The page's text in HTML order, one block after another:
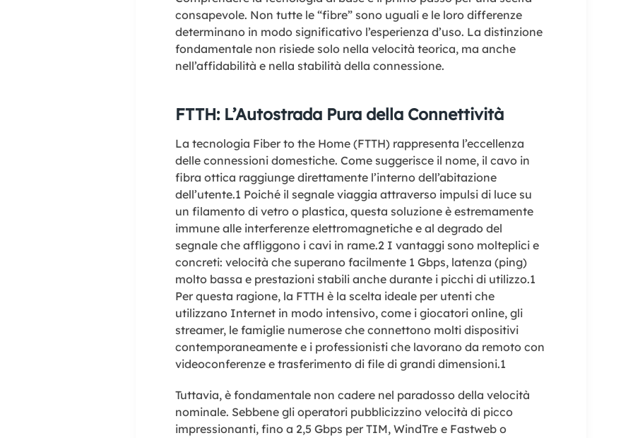
consapevole. Non tutte le “fibre” sono uguali e le loro differenze
determinano in modo significativo l’esperienza d’uso. La distinzione
fondamentale non risiede solo nella velocità teorica, ma anche
nell’affidabilità e nella stabilità della connessione.
FTTH: L’Autostrada Pura della Connettività
La tecnologia Fiber to the Home (FTTH) rappresenta l’eccellenza
delle connessioni domestiche. Come suggerisce il nome, il cavo in
fibra ottica raggiunge direttamente l’interno dell’abitazione
dell’utente.1 Poiché il segnale viaggia attraverso impulsi di luce su
un filamento di vetro o plastica, questa soluzione è estremamente
immune alle interferenze elettromagnetiche e al degrado del
segnale che affliggono i cavi in rame.2 I vantaggi sono molteplici e
concreti: velocità che superano facilmente 1 Gbps, latenza (ping)
molto bassa e prestazioni stabili anche durante i picchi di utilizzo.1
Per questa ragione, la FTTH è la scelta ideale per utenti che
utilizzano Internet in modo intensivo, come i giocatori online, gli
streamer, le famiglie numerose che connettono molti dispositivi
contemporaneamente e i professionisti che lavorano da remoto con
videoconferenze e trasferimento di file di grandi dimensioni.1
Tuttavia, è fondamentale non cadere nel paradosso della velocità
nominale. Sebbene gli operatori pubblicizzino velocità di picco
impressionanti, fino a 2,5 Gbps per TIM, WindTre e Fastweb o